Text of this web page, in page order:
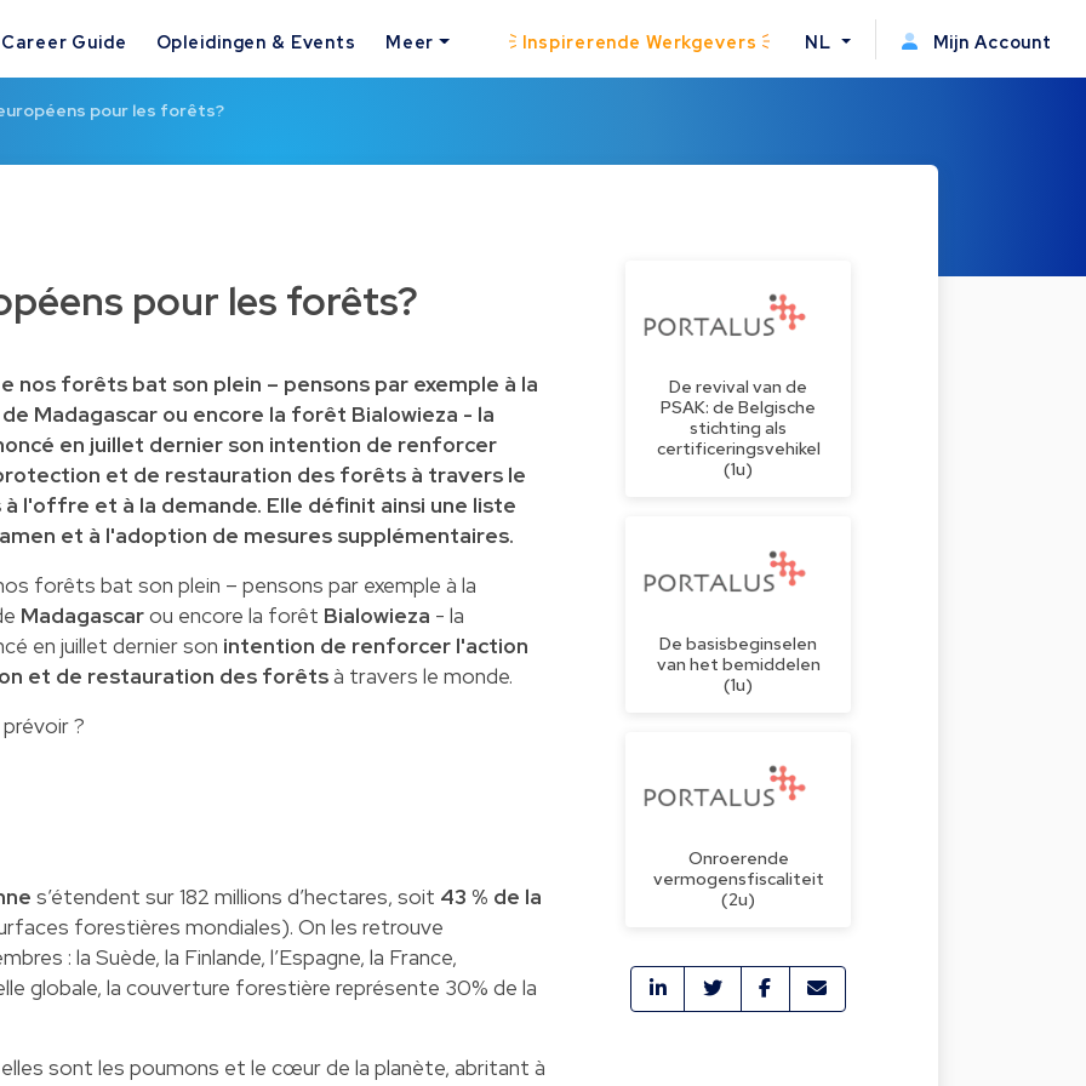
Career Guide Opleidingen & Events Meer Inspirerende Werkgevers NL Mijn Account
pour les forêts?
pour les forêts?
nos forêts bat son plein – pensons par exemple à la
Madagascar ou encore la forêt Bialowieza - la
en juillet dernier son intention de renforcer
et de restauration des forêts à travers le
l'offre et à la demande. Elle définit ainsi une liste
et à l'adoption de mesures supplémentaires.
forêts bat son plein – pensons par exemple à la
Madagascarou encore la forêt Bialowieza - la
en juillet dernier son intention de renforcer l'action
et de restauration des forêtsà travers le monde.
?
s’étendent sur 182 millions d’hectares, soit 43 % de la
forestières mondiales). On les retrouve
: la Suède, la Finlande, l’Espagne, la France,
globale, la couverture forestière représente 30% de la
sont les poumons et le cœur de la planète, abritant à
De revival van de
PSAK: de Belgische
stichting als
certificeringsvehikel
(1u)
De basisbeginselen
van het bemiddelen
(1u)
Onroerende
vermogensfiscaliteit
(2u)